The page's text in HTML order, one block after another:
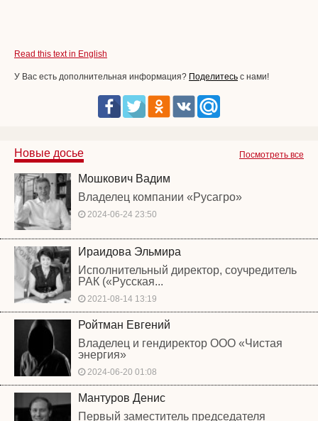
Read this text in English
У Вас есть дополнительная информация? Поделитесь с нами!
Посмотреть все
Новые досье
Мошкович Вадим
Владелец компании «Русагро»
2024-06-24 23:50
Ираидова Эльмира
Исполнительный директор, соучредитель
РАК («Русская...
2021-08-14 13:19
Ройтман Евгений
Владелец и гендиректор ООО «Чистая
энергия»
2024-06-20 01:08
Мантуров Денис
Первый заместитель председателя